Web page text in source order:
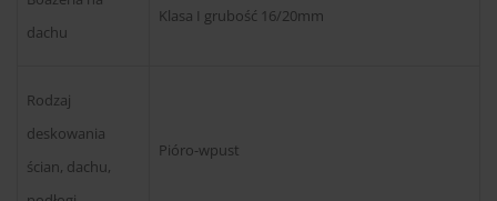
dachu
Klasa I grubość 16/20mm
Rodzaj
deskowania
ścian, dachu,
Pióro-wpust